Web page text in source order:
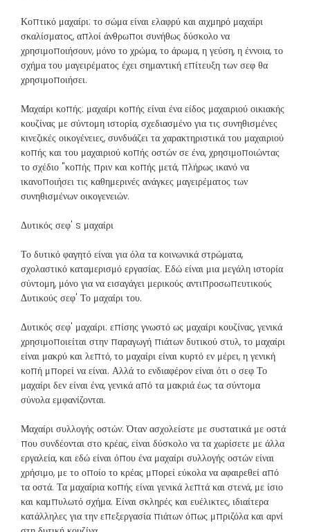
Κοπτικό μαχαίρι: το σώμα είναι ελαφρύ και αιχμηρό μαχαίρι
σκαλίσματος, απλοί άνθρωποι συνήθως δύσκολο να
χρησιμοποιήσουν, μόνο το χρώμα, το άρωμα, η γεύση, η έννοια, το
σχήμα του μαγειρέματος έχει σημαντική επίτευξη των σεφ θα
χρησιμοποιήσει.
Μαχαίρι κοπής: μαχαίρι κοπής είναι ένα είδος μαχαιριού οικιακής
κουζίνας με σύντομη ιστορία, σχεδιασμένο για τις συνηθισμένες
κινεζικές οικογένειες, συνδυάζει τα χαρακτηριστικά του μαχαιριού
κοπής και του μαχαιριού κοπής οστών σε ένα, χρησιμοποιώντας
το σχέδιο "κοπής πριν και κοπής μετά, πλήρως ικανό να
ικανοποιήσει τις καθημερινές ανάγκες μαγειρέματος των
συνηθισμένων οικογενειών.
Δυτικός σεφ' s μαχαίρι
Το δυτικό φαγητό είναι για όλα τα κοινωνικά στρώματα,
σχολαστικό καταμερισμό εργασίας. Εδώ είναι μια μεγάλη ιστορία
σύντομη, μόνο για να εισαγάγει μερικούς αντιπροσωπευτικούς
Δυτικούς σεφ' Το μαχαίρι του.
Δυτικός σεφ' μαχαίρι: επίσης γνωστό ως μαχαίρι κουζίνας, γενικά
χρησιμοποιείται στην παραγωγή πιάτων δυτικού στυλ, το μαχαίρι
είναι μακρύ και λεπτό, το μαχαίρι είναι κυρτό εν μέρει, η γενική
κοπή μπορεί να είναι. Αλλά το ενδιαφέρον είναι ότι ο σεφ Το
μαχαίρι δεν είναι ένα, γενικά από τα μακριά έως τα σύντομα
σύνολα εμφανίζονται.
Μαχαίρι συλλογής οστών: Όταν ασχολείστε με συστατικά με οστά
που συνδέονται στο κρέας, είναι δύσκολο να τα χωρίσετε με άλλα
εργαλεία, και εδώ είναι όπου ένα μαχαίρι συλλογής οστών είναι
χρήσιμο, με το οποίο το κρέας μπορεί εύκολα να αφαιρεθεί από
τα οστά. Τα μαχαίρια κοπής είναι γενικά λεπτά και στενά, με ίσιο
και καμπυλωτό σχήμα. Είναι σκληρές και ευέλικτες, ιδιαίτερα
κατάλληλες για την επεξεργασία πιάτων όπως μπριζόλα και αρνί